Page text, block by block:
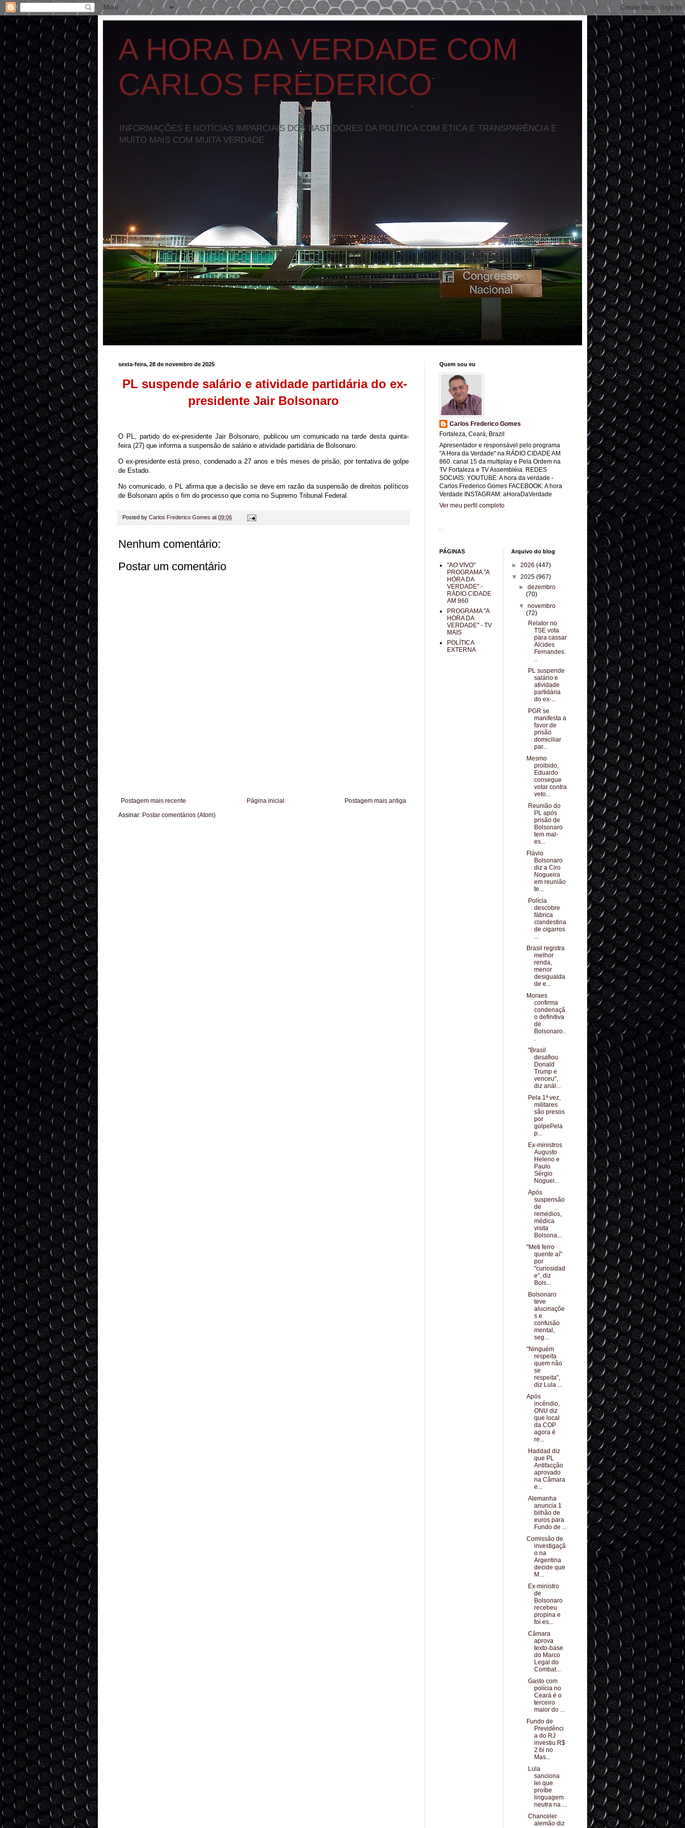
A HORA DA VERDADE COM
CARLOS FREDERICO
INFORMAÇÕES E NOTÍCIAS IMPARCIAIS DOS BASTIDORES DA POLÍTICA COM ÉTICA E TRANSPARÊNCIA E
MUITO MAIS COM MUITA VERDADE
sexta-feira, 28 de novembro de 2025
PL suspende salário e atividade partidária do ex-
presidente Jair Bolsonaro
O PL, partido do ex-presidente Jair Bolsonaro, publicou um comunicado na tarde desta quinta-
feira (27) que informa a suspensão de salário e atividade partidária de Bolsonaro.
O ex-presidente está preso, condenado a 27 anos e três meses de prisão, por tentativa de golpe
de Estado.
No comunicado, o PL afirma que a decisão se deve em razão da suspensão de direitos políticos
de Bolsonaro após o fim do processo que corria no Supremo Tribunal Federal.
Posted by Carlos Frederico Gomes at 09:06
Nenhum comentário:
Postar um comentário
Postagem mais recente Postagem mais antiga
Página inicial
Assinar: Postar comentários (Atom)
Quem sou eu
Carlos Frederico Gomes
Fortaleza, Ceará, Brazil
Apresentador e responsável pelo programa
"A Hora da Verdade" na RÁDIO CIDADE AM
860. canal 15 da multiplay e Pela Ordem na
TV Fortaleza e TV Assembléia. REDES
SOCIAIS: YOUTUBE: A hora da verdade -
Carlos Frederico Gomes FACEBOOK: A hora
Verdade INSTAGRAM: aHoraDaVerdade
Ver meu perfil completo
PÁGINAS
"AO VIVO"
PROGRAMA "A
HORA DA
VERDADE" -
RÁDIO CIDADE
AM 860
PROGRAMA "A
HORA DA
VERDADE" - TV
MAIS
POLÍTICA
EXTERNA
Arquivo do blog
► 2026 (447)
▼ 2025 (967)
►dezembro
(70)
▼novembro
(72)
Relator no
TSE vota
para cassar
Alcides
Fernandes.
..
PL suspende
salário e
atividade
partidária
do ex-...
PGR se
manifesta a
favor de
prisão
domiciliar
par...
Mesmo
proibido,
Eduardo
consegue
votar contra
veto...
Reunião do
PL após
prisão de
Bolsonaro
tem mal-
es...
Flávio
Bolsonaro
diz a Ciro
Nogueira
em reunião
te...
Polícia
descobre
fábrica
clandestina
de cigarros
...
Brasil registra
melhor
renda,
menor
desigualda
de e...
Moraes
confirma
condenaçã
o definitiva
de
Bolsonaro..
.
"Brasil
desafiou
Donald
Trump e
venceu",
diz anál...
Pela 1ª vez,
militares
são presos
por
golpePela
p...
Ex-ministros
Augusto
Heleno e
Paulo
Sérgio
Noguei...
Após
suspensão
de
remédios,
médica
visita
Bolsona...
"Meti ferro
quente aí"
por
"curiosidad
e", diz
Bols...
Bolsonaro
teve
alucinaçõe
s e
confusão
mental,
seg...
"Ninguém
respeita
quem não
se
respeita",
diz Lula ...
Após
incêndio,
ONU diz
que local
da COP
agora é
re...
Haddad diz
que PL
Antifacção
aprovado
na Câmara
e...
Alemanha
anuncia 1
bilhão de
euros para
Fundo de ...
Comissão de
investigaçã
o na
Argentina
decide que
M...
Ex-ministro
de
Bolsonaro
recebeu
propina e
foi es...
Câmara
aprova
texto-base
do Marco
Legal do
Combat...
Gasto com
polícia no
Ceará é o
terceiro
maior do ...
Fundo de
Previdênci
a do RJ
investiu R$
2 bi no
Mas...
Lula
sanciona
lei que
proíbe
linguagem
neutra na ...
Chanceler
alemão diz